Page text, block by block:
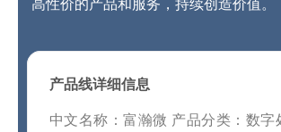
高性价的产品和服务，持续创造价值。
产品线详细信息
中文名称：富瀚微 产品分类：数字